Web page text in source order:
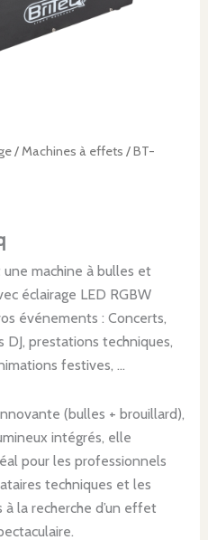
/Machines à effets / BT-
machine à bulles et
éclairage LED RGBW
événements : Concerts,
DJ, prestations techniques,
festives, …
(bulles + brouillard),
intégrés, elle
pour les professionnels
techniques et les
la recherche d’un effet